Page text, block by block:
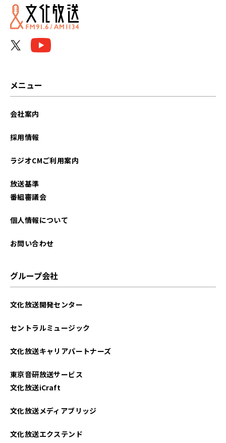
メニュー
会社案内
採用情報
ラジオCMご利用案内
放送基準
番組審議会
個人情報について
お問い合わせ
グループ会社
文化放送開発センター
セントラルミュージック
文化放送キャリアパートナーズ
東京音研放送サービス
文化放送iCraft
文化放送メディアブリッジ
文化放送エクステンド